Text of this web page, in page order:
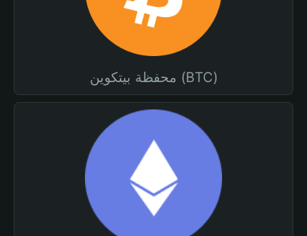
محفظة بيتكوين (BTC)